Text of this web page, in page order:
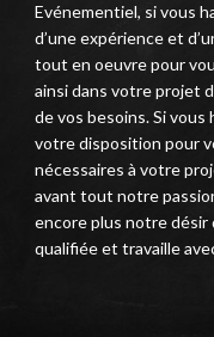
Evénementiel, si vous
d’une expérience et
tout en oeuvre pour
ainsi dans votre projet
de vos besoins. Si vous
votre disposition pour
nécessaires à votre
avant tout notre
encore plus notre
qualifiée et travaille